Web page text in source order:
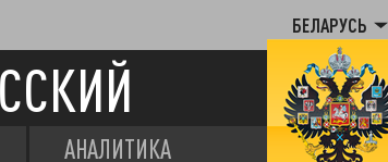
БЕЛАРУСЬ
АНАЛИТИКА